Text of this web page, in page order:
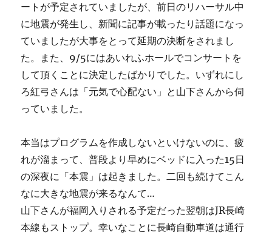
ートが予定されていましたが、前日のリハーサル中
に地震が発生し、新聞に記事が載ったり話題になっ
ていましたが大事をとって延期の決断をされまし
た。また、9/5にはあいれふホールでコンサートを
して頂くことに決定したばかりでした。いずれにし
ろ紅弓さんは「元気で心配ない」と山下さんから伺
っていました。
本当はプログラムを作成しないといけないのに、疲
れが溜まって、普段より早めにベッドに入った15日
の深夜に「本震」は起きました。二回も続けてこん
なに大きな地震が来るなんて…
山下さんが福岡入りされる予定だった翌朝はJR長崎
本線もストップ。幸いなことに長崎自動車道は通行